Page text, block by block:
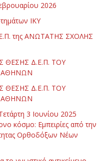
2026
ΙΚΥ
της ΑΝΩΤΑΤΗΣ ΣΧΟΛΗΣ
ΘΕΣΗΣ Δ.Ε.Π. ΤΟΥ
ΑΘΗΝΩΝ
ΘΕΣΗΣ Δ.Ε.Π. ΤΟΥ
ΑΘΗΝΩΝ
3 Ιουνίου 2025
κόσμο: Εμπειρίες από την
Ορθοδόξων Νέων